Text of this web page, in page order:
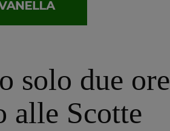
solo due ore
alle Scotte